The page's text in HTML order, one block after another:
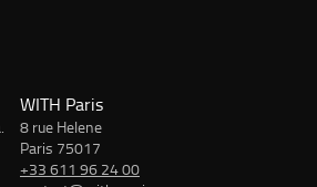
WITH Paris
8 rue Helene
Paris 75017
+33 611 96 24 00